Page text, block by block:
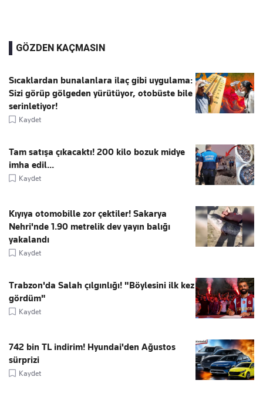
GÖZDEN KAÇMASIN
Sıcaklardan bunalanlara ilaç gibi uygulama:
Sizi görüp gölgeden yürütüyor, otobüste bile
serinletiyor!
Kaydet
Tam satışa çıkacaktı! 200 kilo bozuk midye
imha edil...
Kaydet
Kıyıya otomobille zor çektiler! Sakarya
Nehri'nde 1.90 metrelik dev yayın balığı
yakalandı
Kaydet
Trabzon'da Salah çılgınlığı! "Böylesini ilk kez
gördüm"
Kaydet
742 bin TL indirim! Hyundai'den Ağustos
sürprizi
Kaydet